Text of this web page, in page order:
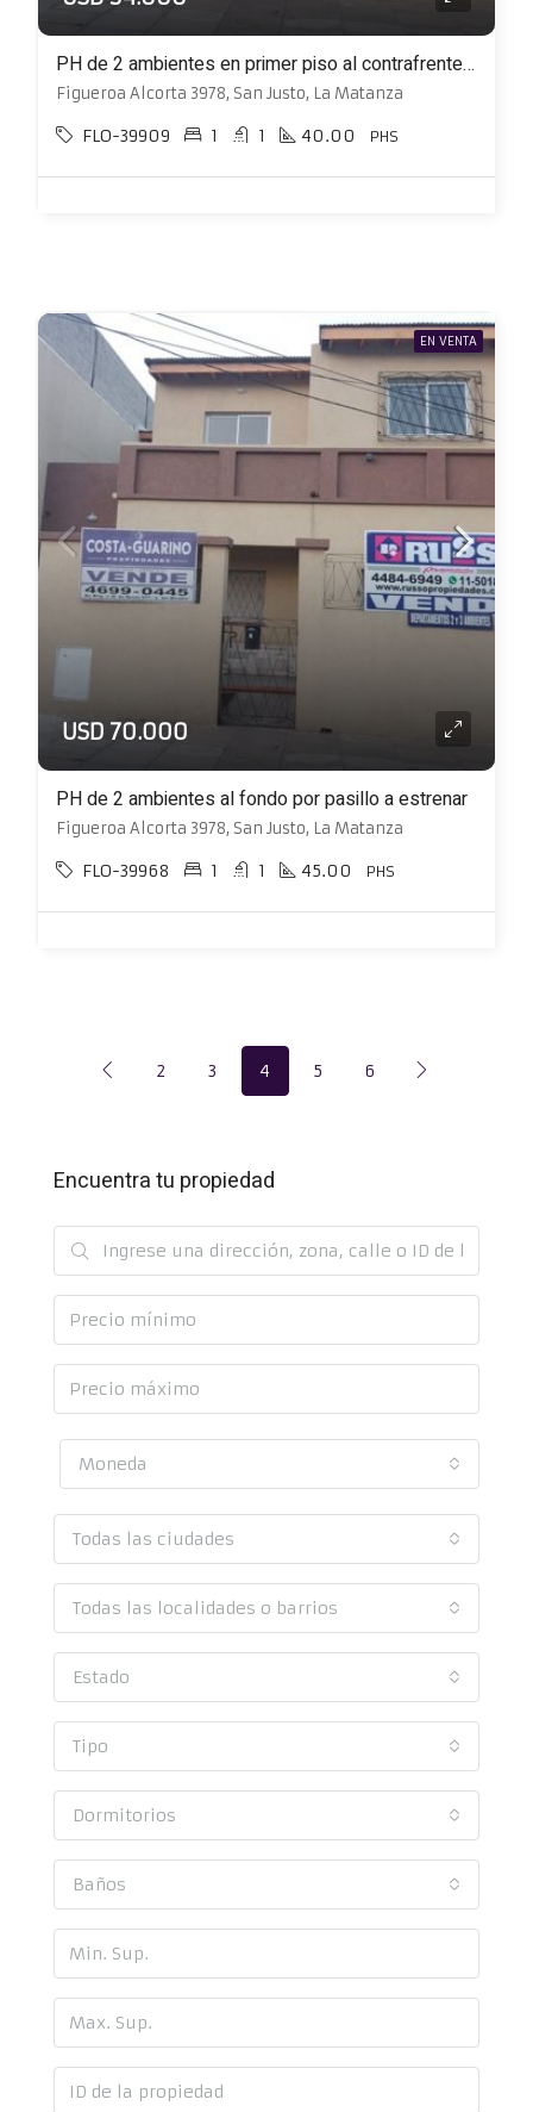
PH de 2 ambientes en primer piso al contrafrente a estrenar
Figueroa Alcorta 3978, San Justo, La Matanza
FLO-39909 1 1 40.00 PHS
EN VENTA
USD 70.000
PH de 2 ambientes al fondo por pasillo a estrenar
Figueroa Alcorta 3978, San Justo, La Matanza
FLO-39968 1 1 45.00 PHS
2 3 4 5 6
Encuentra tu propiedad
Moneda
Todas las ciudades
Todas las localidades o barrios
Estado
Tipo
Dormitorios
Baños